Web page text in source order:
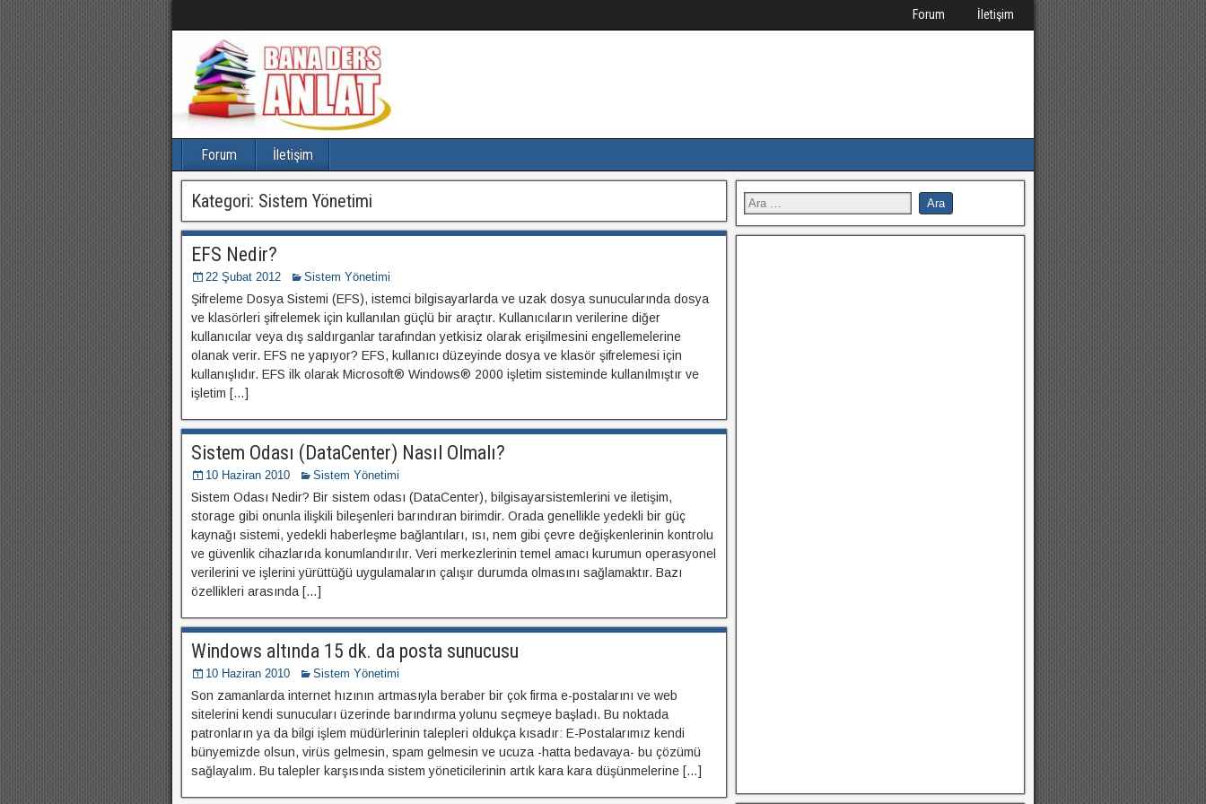
Forum İletişim
Forum İletişim
Kategori: Sistem Yönetimi
EFS Nedir?
22 Şubat 2012 Sistem Yönetimi
Şifreleme Dosya Sistemi (EFS), istemci bilgisayarlarda ve uzak dosya sunucularında dosya
ve klasörleri şifrelemek için kullanılan güçlü bir araçtır. Kullanıcıların verilerine diğer
kullanıcılar veya dış saldırganlar tarafından yetkisiz olarak erişilmesini engellemelerine
olanak verir. EFS ne yapıyor? EFS, kullanıcı düzeyinde dosya ve klasör şifrelemesi için
kullanışlıdır. EFS ilk olarak Microsoft® Windows® 2000 işletim sisteminde kullanılmıştır ve
işletim […]
Sistem Odası (DataCenter) Nasıl Olmalı?
10 Haziran 2010 Sistem Yönetimi
Sistem Odası Nedir? Bir sistem odası (DataCenter), bilgisayarsistemlerini ve iletişim,
storage gibi onunla ilişkili bileşenleri barındıran birimdir. Orada genellikle yedekli bir güç
kaynağı sistemi, yedekli haberleşme bağlantıları, ısı, nem gibi çevre değişkenlerinin kontrolu
ve güvenlik cihazlarıda konumlandırılır. Veri merkezlerinin temel amacı kurumun operasyonel
verilerini ve işlerini yürüttüğü uygulamaların çalışır durumda olmasını sağlamaktır. Bazı
özellikleri arasında […]
Windows altında 15 dk. da posta sunucusu
10 Haziran 2010 Sistem Yönetimi
Son zamanlarda internet hızının artmasıyla beraber bir çok firma e-postalarını ve web
sitelerini kendi sunucuları üzerinde barındırma yolunu seçmeye başladı. Bu noktada
patronların ya da bilgi işlem müdürlerinin talepleri oldukça kısadır: E-Postalarımız kendi
bünyemizde olsun, virüs gelmesin, spam gelmesin ve ucuza -hatta bedavaya- bu çözümü
sağlayalım. Bu talepler karşısında sistem yöneticilerinin artık kara kara düşünmelerine […]